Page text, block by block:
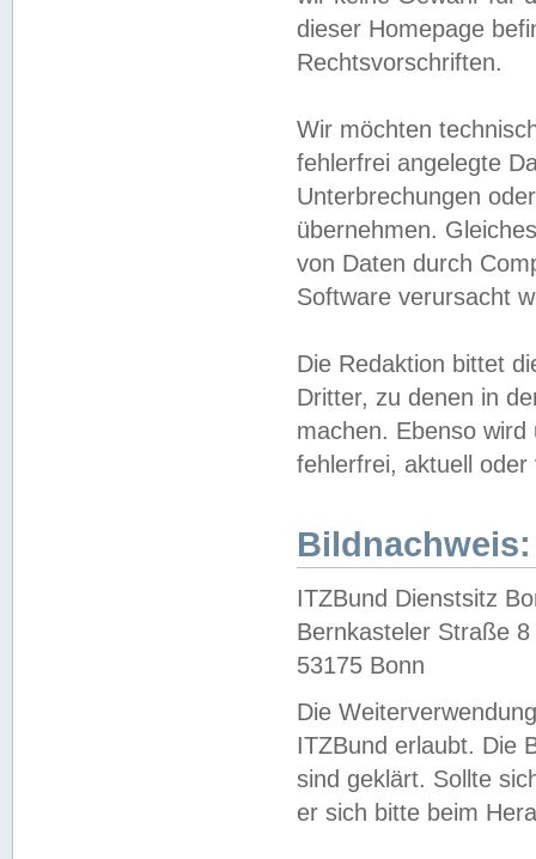
dieser Homepage
Rechtsvorschriften.
Wir möchten
fehlerfrei angelegte
Unterbrechungen
übernehmen.
von Daten durch
Software verursacht
Die Redaktion bittet
Dritter, zu denen in
machen. Ebenso
fehlerfrei, aktuell oder
Bildnachweis:
ITZBund Dienstsitz
Bernkasteler Straße 8
53175 Bonn
Die
ITZBund erlaubt. Die
sind geklärt. Sollte
er sich bitte beim